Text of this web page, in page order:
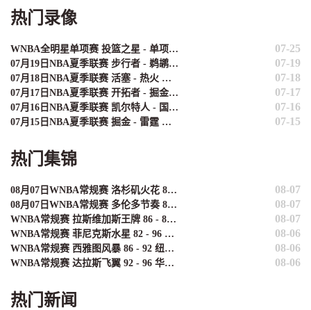
热门录像
WNBA全明星单项赛 投篮之星 - 单项赛 全场录像 07-25
07月19日NBA夏季联赛 步行者 - 鹈鹕 全场录像 07-19
07月18日NBA夏季联赛 活塞 - 热火 全场录像 07-18
07月17日NBA夏季联赛 开拓者 - 掘金 全场录像 07-17
07月16日NBA夏季联赛 凯尔特人 - 国王 全场录像 07-16
07月15日NBA夏季联赛 掘金 - 雷霆 全场录像 07-15
热门集锦
08月07日WNBA常规赛 洛杉矶火花 89 - 82 明尼苏达山猫 全场集锦 08-07
08月07日WNBA常规赛 多伦多节奏 83 - 97 波特兰火焰 集锦 08-07
WNBA常规赛 拉斯维加斯王牌 86 - 84 印第安纳狂热 全场集锦 08-07
WNBA常规赛 菲尼克斯水星 82 - 96 亚特兰大梦想 全场集锦 08-06
WNBA常规赛 西雅图风暴 86 - 92 纽约自由人 全场集锦 08-06
WNBA常规赛 达拉斯飞翼 92 - 96 华盛顿神秘人 全场集锦 08-06
热门新闻